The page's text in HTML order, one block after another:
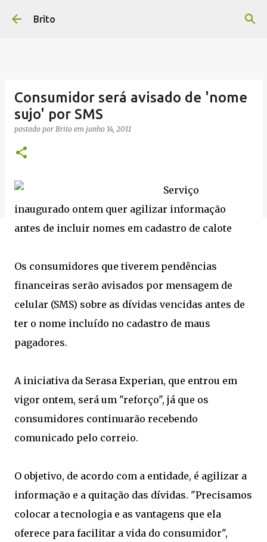
Brito
Consumidor será avisado de 'nome
sujo' por SMS
postado por Brito em junho 14, 2011
Serviço
inaugurado ontem quer agilizar informação
antes de incluir nomes em cadastro de calote
Os consumidores que tiverem pendências
financeiras serão avisados por mensagem de
celular (SMS) sobre as dívidas vencidas antes de
ter o nome incluído no cadastro de maus
pagadores.
A iniciativa da Serasa Experian, que entrou em
vigor ontem, será um "reforço", já que os
consumidores continuarão recebendo
comunicado pelo correio.
O objetivo, de acordo com a entidade, é agilizar a
informação e a quitação das dívidas. "Precisamos
colocar a tecnologia e as vantagens que ela
oferece para facilitar a vida do consumidor",